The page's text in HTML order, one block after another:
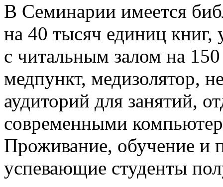
В Семинарии имеется
на 40 тысяч единиц
с читальным залом на
медпункт, медизолятор,
аудиторий для занятий,
современными
Проживание, обучение и
успевающие студенты